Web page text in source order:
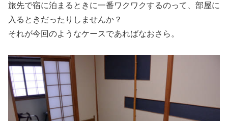
旅先で宿に泊まるときに一番ワクワクするのって、部屋に
入るときだったりしませんか？
それが今回のようなケースであればなおさら。